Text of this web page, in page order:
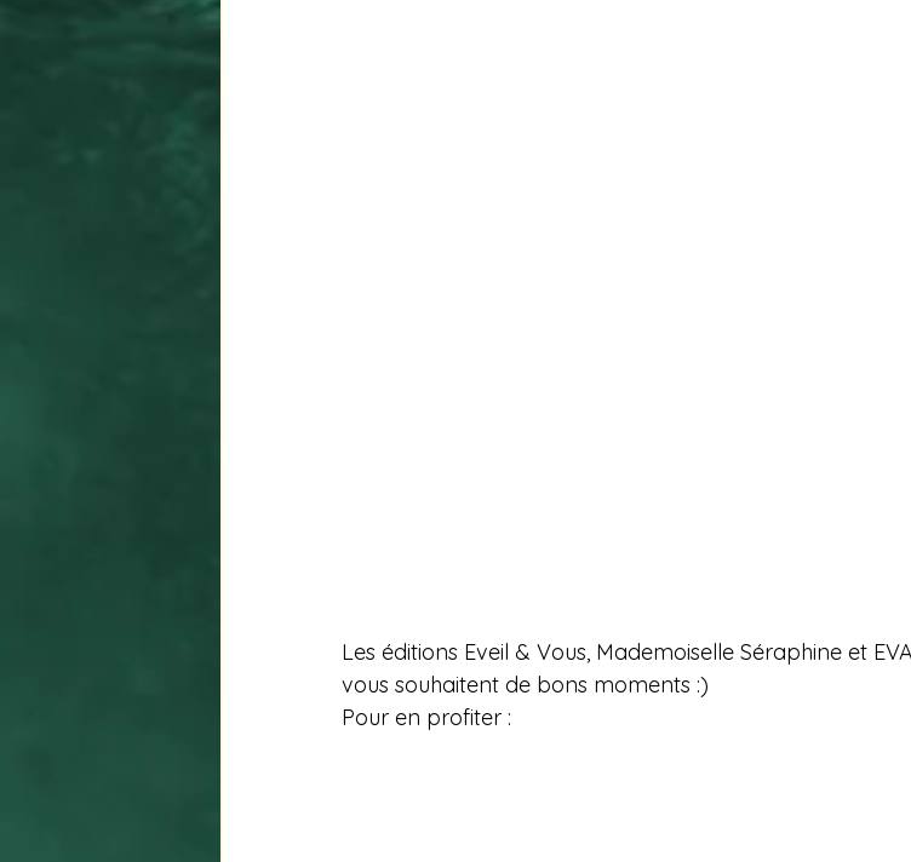
Les éditions Eveil & Vous, Mademoiselle Séraphine et
vous souhaitent de bons moments :)
Pour en profiter :